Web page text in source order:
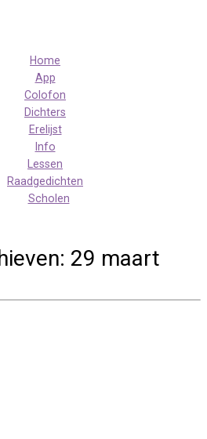
Home
App
Colofon
Dichters
Erelijst
Info
Lessen
Raadgedichten
Scholen
29 maart